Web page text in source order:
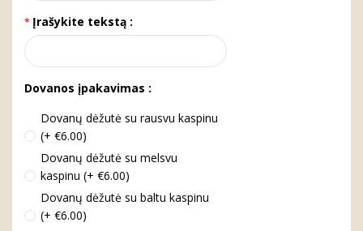
Įrašykite tekstą :
Dovanos įpakavimas :
Dovanų dėžutė su rausvu kaspinu
(+ €6.00)
Dovanų dėžutė su melsvu
kaspinu (+ €6.00)
Dovanų dėžutė su baltu kaspinu
(+ €6.00)